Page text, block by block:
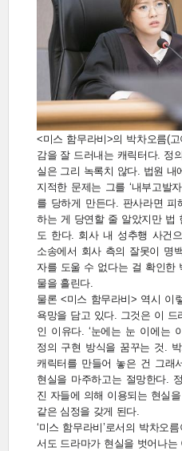
<미스 함무라비>의 박차오름(
감을 잘 드러내는 캐릭터다. 정
실은 그리 녹록치 않다. 법원 내
지적한 문제는 그를 ‘내부고발
를 당하게 만든다. 판사라면 피
하는 게 당연할 줄 알았지만 법
도 한다. 회사 내 성추행 사건
소송에서 회사 측의 잘못이 명
자를 도울 수 없다는 걸 확인한
물을 흘린다.
물론 <미스 함무라비> 역시 이
욕망을 담고 있다. 그것은 이
인 이유다. ‘눈에는 눈 이에는
정의 구현 방식을 꿈꾸는 것.
캐릭터를 만들어 놓은 건 그래
현실을 마주하고는 절망한다.
진 자들에 의해 이용되는 현실
같은 심정을 갖게 된다.
‘미스 함무라비’로서의 박차오
서도 드라마가 현실을 벗어나